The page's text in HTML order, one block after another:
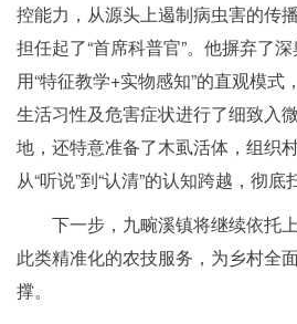
控能力，从源头上遏制病虫害的传
担任起了“首席科普官”。他摒弃了
用“特征教学+实物感知”的直观模式
生活习性及危害症状进行了细致入
地，还特意准备了木虱活体，组织
从“听说”到“认清”的认知跨越，彻底
下一步，九畹溪镇将继续依托
此类精准化的农技服务，为乡村全
撑。